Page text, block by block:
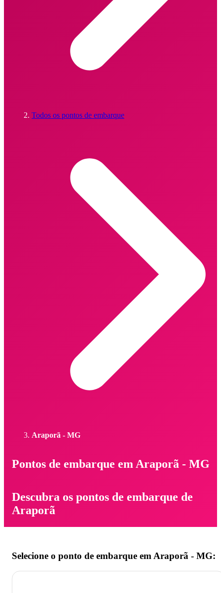
Todos os pontos de embarque
Araporã - MG
Pontos de embarque em Araporã - MG
Descubra os pontos de embarque de
Araporã
Selecione o ponto de embarque em Araporã - MG: